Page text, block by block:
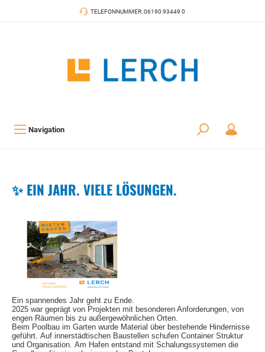
TELEFONNUMMER: 06190 93449 0
Navigation
✨ EIN JAHR. VIELE LÖSUNGEN.
Ein spannendes Jahr geht zu Ende.
2025 war geprägt von Projekten mit besonderen Anforderungen, von
engen Räumen bis zu außergewöhnlichen Orten.
Beim Poolbau im Garten wurde Material über bestehende Hindernisse
geführt. Auf innerstädtischen Baustellen schufen Container Struktur
und Organisation. Am Hafen entstand mit Schalungssystemen die